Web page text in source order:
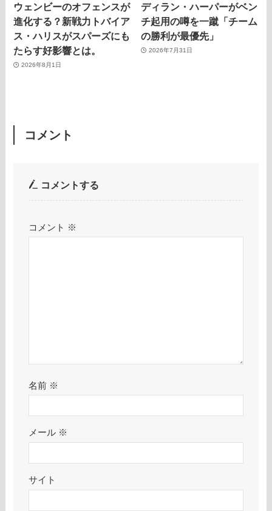
ウェンビーのオフェンスが
進化する？新戦力トバイア
ス・ハリスがスパーズにも
たらす好影響とは。
2026年8月1日
ディラン・ハーパーがベン
チ起用の噂を一蹴「チーム
の勝利が最優先」
2026年7月31日
コメント
コメントする
コメント ※
名前 ※
メール ※
サイト